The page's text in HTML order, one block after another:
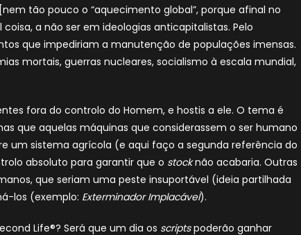
tão pouco o “aquecimento global”, porque afinal no
a não ser em ideologias anticapitalistas. Pelo
que impediriam a manutenção de populações imensas.
mortais, guerras nucleares, socialismo à escala mundial,
fora do controlo do Homem, e hostis a ele. O tema é
que aquelas máquinas que considerassem o ser humano
um sistema agrícola (e aqui faço a segunda referência do
absoluto para garantir que o stocknão acabaria. Outras
que seriam uma peste insuportável (ideia partilhada
los (exemplo: Exterminador Implacável).
Life®? Será que um dia os scriptspoderão ganhar